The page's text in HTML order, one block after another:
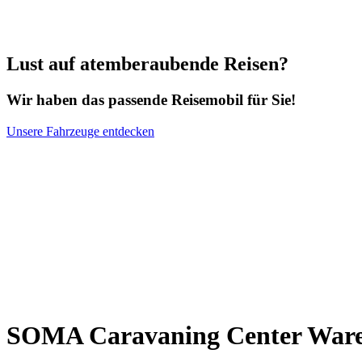
Lust auf atemberaubende Reisen?
Wir haben das passende Reisemobil für Sie!
Unsere Fahrzeuge entdecken
SOMA Caravaning Center